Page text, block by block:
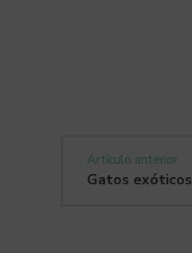
Artículo anterior
Gatos exóticos